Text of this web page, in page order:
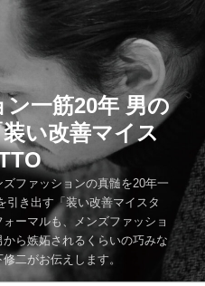
一筋20年 男の
い改善マイス
ファッションの真髄を20年一
引き出す「装い改善マイスタ
ーマルも、メンズファッショ
ら嫉妬されるくらいの巧みな
二がお伝えします。